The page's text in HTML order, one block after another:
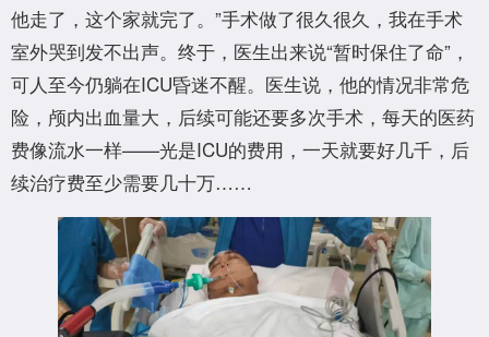
他走了，这个家就完了。”手术做了很久很久，我在手术
室外哭到发不出声。终于，医生出来说“暂时保住了命”，
可人至今仍躺在ICU昏迷不醒。医生说，他的情况非常危
险，颅内出血量大，后续可能还要多次手术，每天的医药
费像流水一样——光是ICU的费用，一天就要好几千，后
续治疗费至少需要几十万……